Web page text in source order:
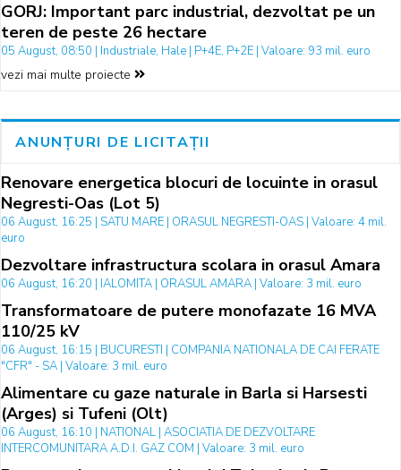
GORJ: Important parc industrial, dezvoltat pe un
teren de peste 26 hectare
05 August, 08:50 | Industriale, Hale | P+4E, P+2E | Valoare: 93 mil. euro
vezi mai multe proiecte
ANUNȚURI DE LICITAȚII
Renovare energetica blocuri de locuinte in orasul
Negresti-Oas (Lot 5)
06 August, 16:25 | SATU MARE | ORASUL NEGRESTI-OAS | Valoare: 4 mil.
euro
Dezvoltare infrastructura scolara in orasul Amara
06 August, 16:20 | IALOMITA | ORASUL AMARA | Valoare: 3 mil. euro
Transformatoare de putere monofazate 16 MVA
110/25 kV
06 August, 16:15 | BUCURESTI | COMPANIA NATIONALA DE CAI FERATE
"CFR" - SA | Valoare: 3 mil. euro
Alimentare cu gaze naturale in Barla si Harsesti
(Arges) si Tufeni (Olt)
06 August, 16:10 | NATIONAL | ASOCIATIA DE DEZVOLTARE
INTERCOMUNITARA A.D.I. GAZ COM | Valoare: 3 mil. euro